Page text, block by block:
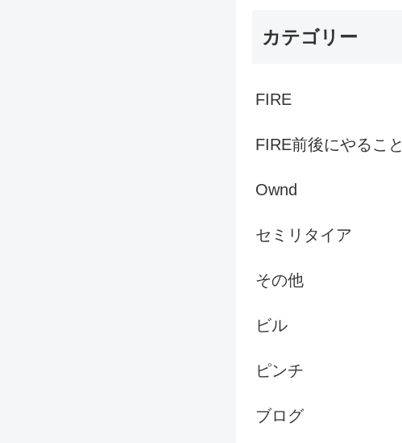
カテゴリー
FIRE
FIRE前後にやること
Ownd
セミリタイア
その他
ビル
ピンチ
ブログ